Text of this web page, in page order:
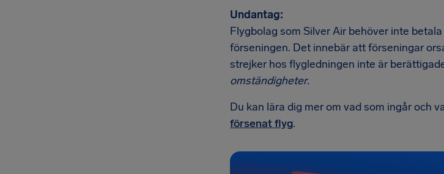
Undantag:
Flygbolag som Silver Air behöver inte
förseningen. Det innebär att förseningar
strejker hos flygledningen inte är
omständigheter.
Du kan lära dig mer om vad som ingår och
försenat flyg.